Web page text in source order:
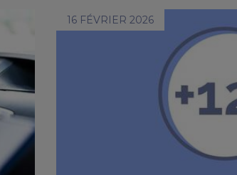
16 FÉVRIER 2026